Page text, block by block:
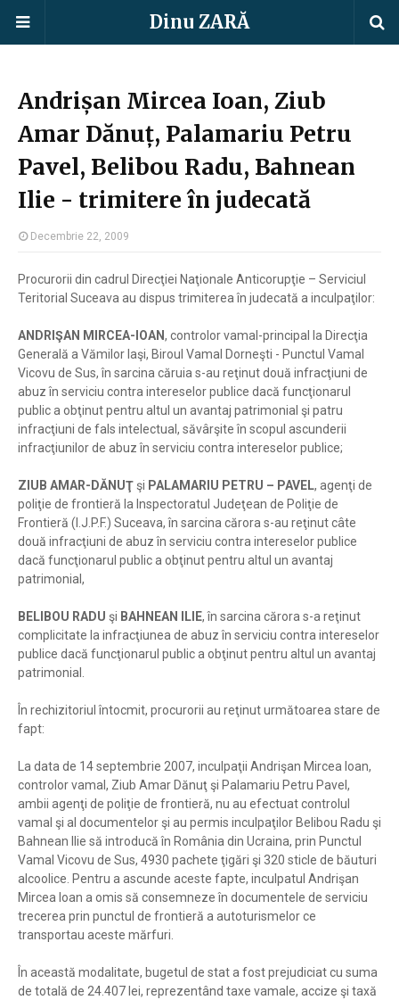
Dinu ZARĂ
Andrișan Mircea Ioan, Ziub
Amar Dănuț, Palamariu Petru
Pavel, Belibou Radu, Bahnean
Ilie - trimitere în judecată
Decembrie 22, 2009
Procurorii din cadrul Direcţiei Naţionale Anticorupţie – Serviciul
Teritorial Suceava au dispus trimiterea în judecată a inculpaţilor:
ANDRIŞAN MIRCEA-IOAN, controlor vamal-principal la Direcţia
Generală a Vămilor Iaşi, Biroul Vamal Dorneşti - Punctul Vamal
Vicovu de Sus, în sarcina căruia s-au reţinut două infracţiuni de
abuz în serviciu contra intereselor publice dacă funcţionarul
public a obţinut pentru altul un avantaj patrimonial şi patru
infracţiuni de fals intelectual, săvârşite în scopul ascunderii
infracţiunilor de abuz în serviciu contra intereselor publice;
ZIUB AMAR-DĂNUŢşi PALAMARIU PETRU – PAVEL, agenţi de
poliţie de frontieră la Inspectoratul Judeţean de Poliţie de
Frontieră (I.J.P.F.) Suceava, în sarcina cărora s-au reţinut câte
două infracţiuni de abuz în serviciu contra intereselor publice
dacă funcţionarul public a obţinut pentru altul un avantaj
patrimonial,
BELIBOU RADU şi BAHNEAN ILIE, în sarcina cărora s-a reţinut
complicitate la infracţiunea de abuz în serviciu contra intereselor
publice dacă funcţionarul public a obţinut pentru altul un avantaj
patrimonial.
În rechizitoriul întocmit, procurorii au reţinut următoarea stare de
fapt:
La data de 14 septembrie 2007, inculpaţii Andrişan Mircea Ioan,
controlor vamal, Ziub Amar Dănuţ şi Palamariu Petru Pavel,
ambii agenţi de poliţie de frontieră, nu au efectuat controlul
vamal şi al documentelor şi au permis inculpaţilor Belibou Radu şi
Bahnean Ilie să introducă în România din Ucraina, prin Punctul
Vamal Vicovu de Sus, 4930 pachete ţigări şi 320 sticle de băuturi
alcoolice. Pentru a ascunde aceste fapte, inculpatul Andrişan
Mircea Ioan a omis să consemneze în documentele de serviciu
trecerea prin punctul de frontieră a autoturismelor ce
transportau aceste mărfuri.
În această modalitate, bugetul de stat a fost prejudiciat cu suma
de totală de 24.407 lei, reprezentând taxe vamale, accize şi taxă